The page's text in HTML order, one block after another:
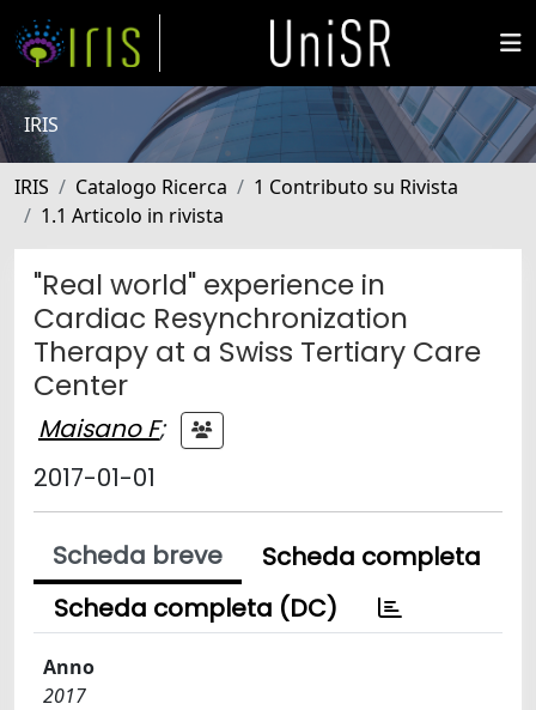
IRIS
IRIS Catalogo Ricerca
1 Contributo su Rivista
1.1 Articolo in rivista
"Real world" experience in
Cardiac Resynchronization
Therapy at a Swiss Tertiary Care
Center
Maisano F;
2017-01-01
Scheda breve
Scheda completa
Scheda completa (DC)
Anno
2017